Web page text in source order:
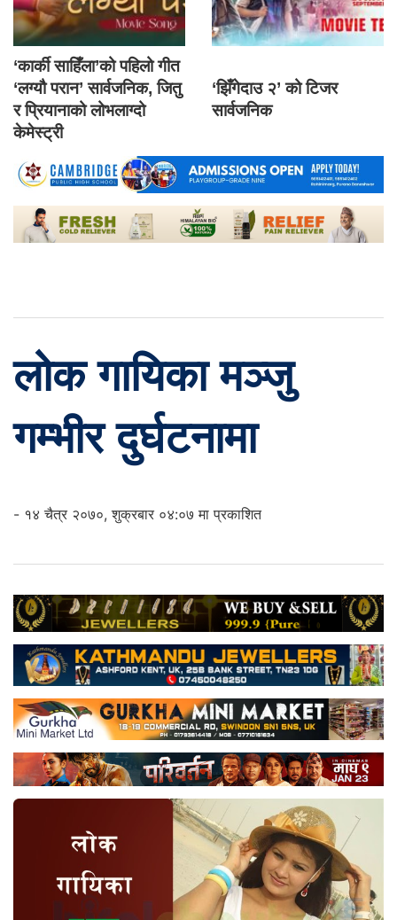
‘कार्की साहिँला’को पहिलो गीत
‘लग्यौ परान’ सार्वजनिक, जितु
र प्रियानाको लोभलाग्दो
केमेस्ट्री
‘झिँगेदाउ २’ को टिजर
सार्वजनिक
लोक गायिका मञ्जु
गम्भीर दुर्घटनामा
- १४ चैत्र २०७०, शुक्रबार ०४:०७ मा प्रकाशित